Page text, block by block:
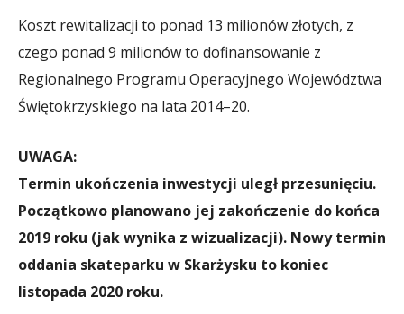
Koszt rewitalizacji to ponad 13 milionów złotych, z
czego ponad 9 milionów to dofinansowanie z
Regionalnego Programu Operacyjnego Województwa
Świętokrzyskiego na lata 2014–20.
UWAGA:
Termin ukończenia inwestycji uległ przesunięciu.
Początkowo planowano jej zakończenie do końca
2019 roku (jak wynika z wizualizacji). Nowy termin
oddania skateparku w Skarżysku to koniec
listopada 2020 roku.